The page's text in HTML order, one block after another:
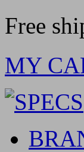
Free
MY